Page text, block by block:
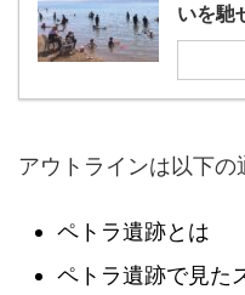
いを馳
アウトラインは以下の
ペトラ遺跡とは
ペトラ遺跡で見た